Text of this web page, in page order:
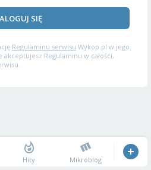
SIĘ
Regulaminu serwisu Wykop.pl w jego
Regulaminu w całości,
Hity Mikroblog